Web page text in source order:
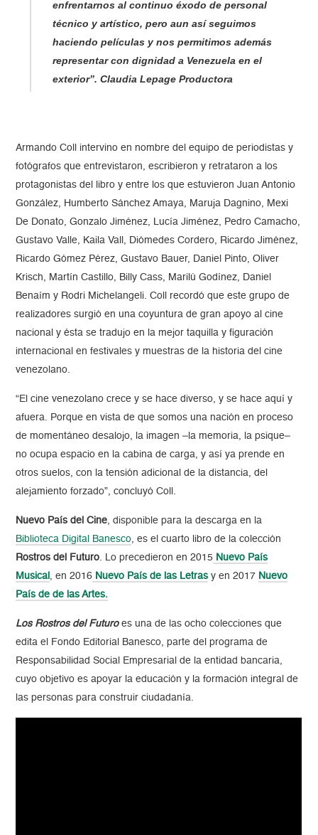
enfrentarnos al continuo éxodo de personal
técnico y artístico, pero aun así seguimos
haciendo películas y nos permitimos además
representar con dignidad a Venezuela en el
exterior”. Claudia Lepage Productora
Armando Coll intervino en nombre del equipo de periodistas y
fotógrafos que entrevistaron, escribieron y retrataron a los
protagonistas del libro y entre los que estuvieron Juan Antonio
González, Humberto Sánchez Amaya, Maruja Dagnino, Mexi
De Donato, Gonzalo Jiménez, Lucía Jiménez, Pedro Camacho,
Gustavo Valle, Kaila Vall, Diómedes Cordero, Ricardo Jiménez,
Ricardo Gómez Pérez, Gustavo Bauer, Daniel Pinto, Oliver
Krisch, Martín Castillo, Billy Cass, Marilú Godínez, Daniel
Benaím y Rodri Michelangeli. Coll recordó que este grupo de
realizadores surgió en una coyuntura de gran apoyo al cine
nacional y ésta se tradujo en la mejor taquilla y figuración
internacional en festivales y muestras de la historia del cine
venezolano.
“El cine venezolano crece y se hace diverso, y se hace aquí y
afuera. Porque en vista de que somos una nación en proceso
de momentáneo desalojo, la imagen –la memoria, la psique–
no ocupa espacio en la cabina de carga, y así ya prende en
otros suelos, con la tensión adicional de la distancia, del
alejamiento forzado”, concluyó Coll.
Nuevo País del Cine, disponible para la descarga en la
Biblioteca Digital Banesco, es el cuarto libro de la colección
Rostros del Futuro. Lo precedieron en 2015 Nuevo País
Musical , en 2016 Nuevo País de las Letras y en 2017 Nuevo
País de de las Artes.
Los Rostros del Futuroes una de las ocho colecciones que
edita el
Fondo Editorial Banesco, parte del programa de
Responsabilidad Social Empresarial de la entidad bancaria,
cuyo objetivo es apoyar la educación y la formación integral de
las personas para construir ciudadanía.